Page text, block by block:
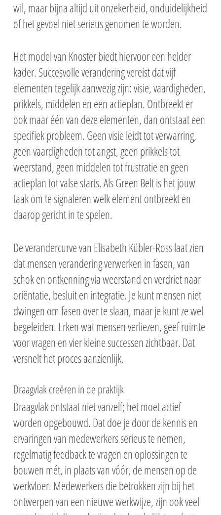
wil, maar bijna altijd uit onzekerheid, onduidelijkheid
of het gevoel niet serieus genomen te worden.
Het model van Knoster biedt hiervoor een helder
kader. Succesvolle verandering vereist dat vijf
elementen tegelijk aanwezig zijn: visie, vaardigheden,
prikkels, middelen en een actieplan. Ontbreekt er
ook maar één van deze elementen, dan ontstaat een
specifiek probleem. Geen visie leidt tot verwarring,
geen vaardigheden tot angst, geen prikkels tot
weerstand, geen middelen tot frustratie en geen
actieplan tot valse starts. Als Green Belt is het jouw
taak om te signaleren welk element ontbreekt en
daarop gericht in te spelen.
De verandercurve van Elisabeth Kübler-Ross laat zien
dat mensen verandering verwerken in fasen, van
schok en ontkenning via weerstand en verdriet naar
oriëntatie, besluit en integratie. Je kunt mensen niet
dwingen om fasen over te slaan, maar je kunt ze wel
begeleiden. Erken wat mensen verliezen, geef ruimte
voor vragen en vier kleine successen zichtbaar. Dat
versnelt het proces aanzienlijk.
Draagvlak creëren in de praktijk
Draagvlak ontstaat niet vanzelf; het moet actief
worden opgebouwd. Dat doe je door de kennis en
ervaringen van medewerkers serieus te nemen,
regelmatig feedback te vragen en oplossingen te
bouwen mét, in plaats van vóór, de mensen op de
werkvloer. Medewerkers die betrokken zijn bij het
ontwerpen van een nieuwe werkwijze, zijn ook veel